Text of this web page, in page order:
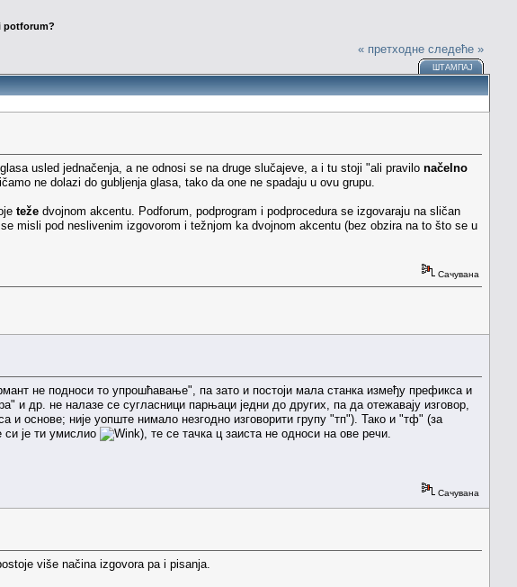
potforum?
« претходне следеће »
ШТАМПАЈ
usled jednačenja, a ne odnosi se na druge slučajeve, a i tu stoji "ali pravilo načelno
ne dolazi do gubljenja glasa, tako da one ne spadaju u ovu grupu.
teže dvojnom akcentu. Podforum, podprogram i podprocedura se izgovaraju na sličan
misli pod neslivenim izgovorom i težnjom ka dvojnom akcentu (bez obzira na to što se u
Сачувана
не подноси то упрошћавање", па зато и постоји мала станка између префикса и
и др. не налазе се сугласници парњаци једни до других, па да отежавају изговор,
и основе; није уопште нимало незгодно изговорити групу "тп"). Тако и "тф" (за
си је ти умислио ), те се тачка ц заиста не односи на ове речи.
Сачувана
više načina izgovora pa i pisanja.